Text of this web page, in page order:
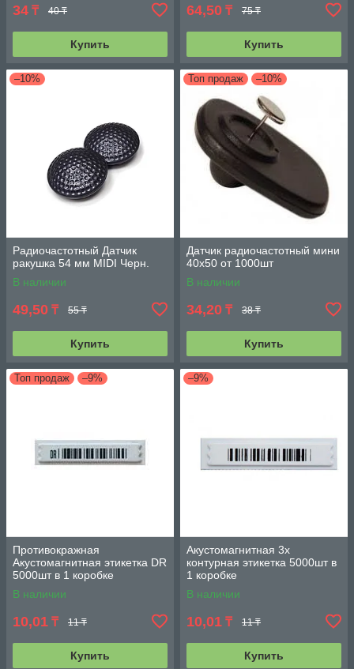
34 ₸ 40 ₸
Купить
64,50 ₸ 75 ₸
Купить
–10%
Радиочастотный Датчик
ракушка 54 мм MIDI Черн.
В наличии
49,50 ₸ 55 ₸
Купить
Топ продаж –10%
Датчик радиочастотный мини
40х50 от 1000шт
В наличии
34,20 ₸ 38 ₸
Купить
Топ продаж –9%
Противокражная
Акустомагнитная этикетка DR
5000шт в 1 коробке
В наличии
10,01 ₸ 11 ₸
Купить
–9%
Акустомагнитная 3х
контурная этикетка 5000шт в
1 коробке
В наличии
10,01 ₸ 11 ₸
Купить